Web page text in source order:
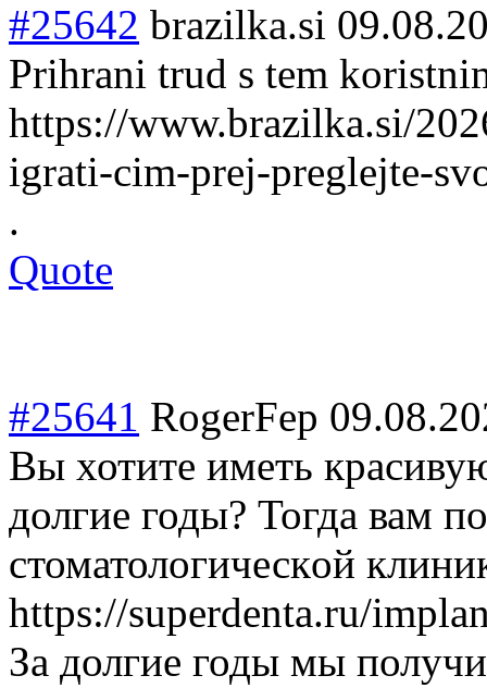
#25642 brazilka.si
Prihrani trud s tem
https://www.brazilka.si/
igrati-cim-prej-preglejte-
.
Quote
#25641 RogerFep
Вы хотите иметь
долгие годы? Тогда вам
стоматологической
https://superdenta.ru/
За долгие годы мы